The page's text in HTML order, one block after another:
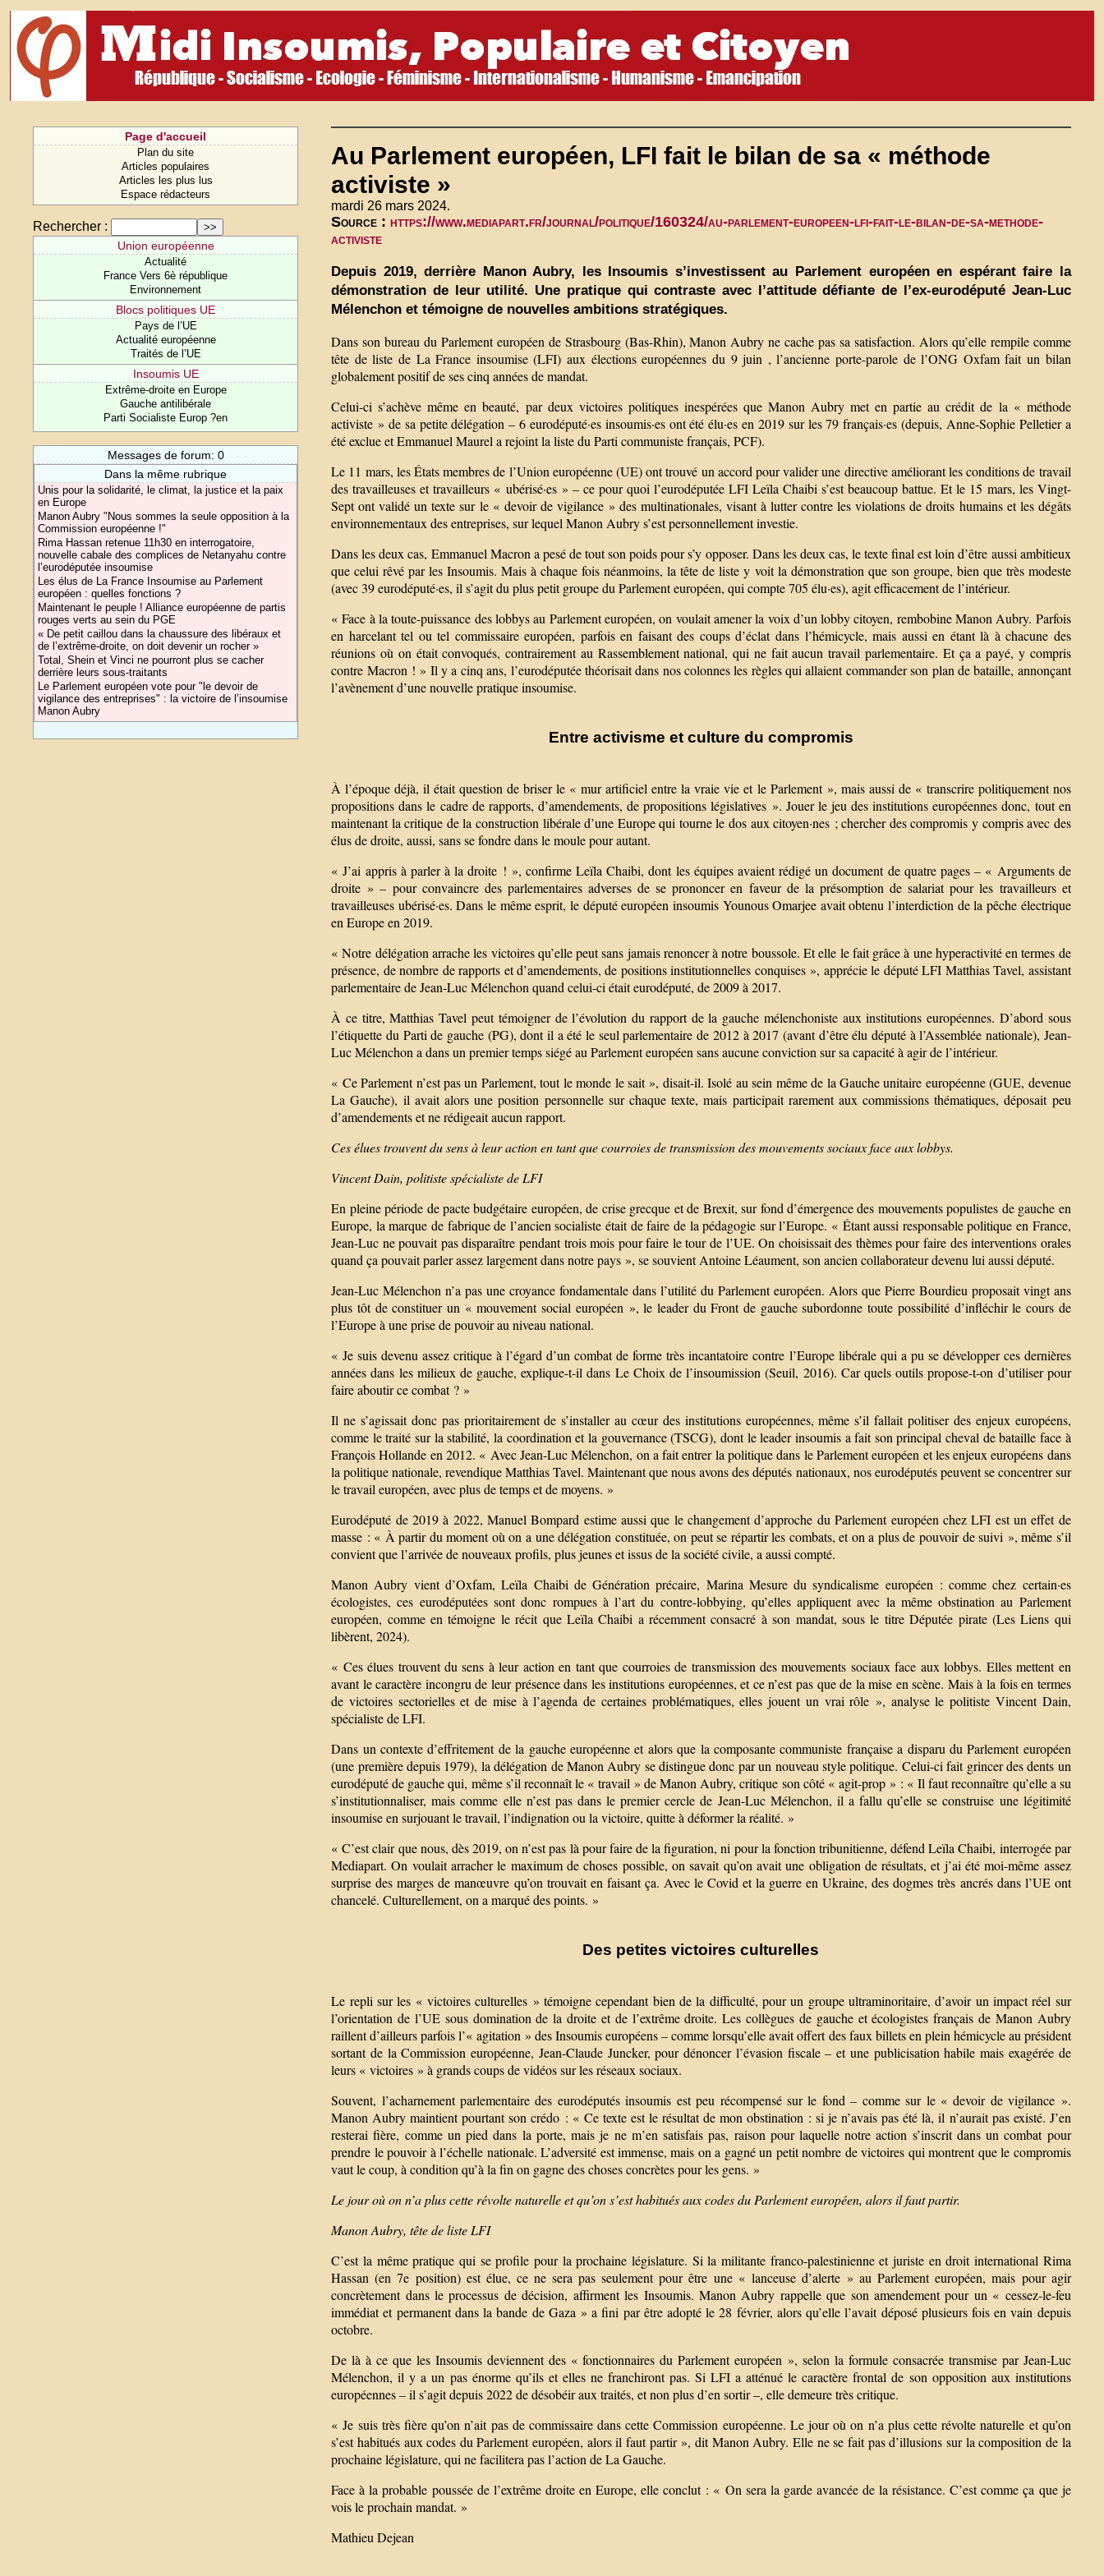
Page d'accueil
Plan du site
Articles populaires
Articles les plus lus
Espace rédacteurs
Rechercher :
Union européenne
Actualité
France Vers 6è république
Environnement
Blocs politiques UE
Pays de l’UE
Actualité européenne
Traités de l’UE
Insoumis UE
Extrême-droite en Europe
Gauche antilibérale
Parti Socialiste Europ ?en
Messages de forum: 0
Dans la même rubrique
Unis pour la solidarité, le climat, la justice et la paix
en Europe
Manon Aubry "Nous sommes la seule opposition à la
Commission européenne !"
Rima Hassan retenue 11h30 en interrogatoire,
nouvelle cabale des complices de Netanyahu contre
l’eurodéputée insoumise
Les élus de La France Insoumise au Parlement
européen : quelles fonctions ?
Maintenant le peuple ! Alliance européenne de partis
rouges verts au sein du PGE
« De petit caillou dans la chaussure des libéraux et
de l’extrême-droite, on doit devenir un rocher »
Total, Shein et Vinci ne pourront plus se cacher
derrière leurs sous-traitants
Le Parlement européen vote pour "le devoir de
vigilance des entreprises" : la victoire de l’insoumise
Manon Aubry
Au Parlement européen, LFI fait le bilan de sa « méthode
activiste »
mardi 26 mars 2024.
Source :https://www.mediapart.fr/journal/politique/160324/au-parlement-europeen-lfi-fait-le-bilan-de-sa-methode-
activiste
Depuis 2019, derrière Manon Aubry, les Insoumis s’investissent au Parlement européen en espérant faire la
démonstration de leur utilité. Une pratique qui contraste avec l’attitude défiante de l’ex-eurodéputé Jean-Luc
Mélenchon et témoigne de nouvelles ambitions stratégiques.
Dans son bureau du Parlement européen de Strasbourg (Bas-Rhin), Manon Aubry ne cache pas sa satisfaction. Alors qu’elle rempile comme
tête de liste de La France insoumise (LFI) aux élections européennes du 9 juin , l’ancienne porte-parole de l’ONG Oxfam fait un bilan
globalement positif de ses cinq années de mandat.
Celui-ci s’achève même en beauté, par deux victoires politiques inespérées que Manon Aubry met en partie au crédit de la « méthode
activiste » de sa petite délégation – 6 eurodéputé·es insoumis·es ont été élu·es en 2019 sur les 79 français·es (depuis, Anne-Sophie Pelletier a
été exclue et Emmanuel Maurel a rejoint la liste du Parti communiste français, PCF).
Le 11 mars, les États membres de l’Union européenne (UE) ont trouvé un accord pour valider une directive améliorant les conditions de travail
des travailleuses et travailleurs « ubérisé·es » – ce pour quoi l’eurodéputée LFI Leïla Chaibi s’est beaucoup battue. Et le 15 mars, les Vingt-
Sept ont validé un texte sur le « devoir de vigilance » des multinationales, visant à lutter contre les violations de droits humains et les dégâts
environnementaux des entreprises, sur lequel Manon Aubry s’est personnellement investie.
Dans les deux cas, Emmanuel Macron a pesé de tout son poids pour s’y opposer. Dans les deux cas, le texte final est loin d’être aussi ambitieux
que celui rêvé par les Insoumis. Mais à chaque fois néanmoins, la tête de liste y voit la démonstration que son groupe, bien que très modeste
(avec 39 eurodéputé·es, il s’agit du plus petit groupe du Parlement européen, qui compte 705 élu·es), agit efficacement de l’intérieur.
« Face à la toute-puissance des lobbys au Parlement européen, on voulait amener la voix d’un lobby citoyen, rembobine Manon Aubry. Parfois
en harcelant tel ou tel commissaire européen, parfois en faisant des coups d’éclat dans l’hémicycle, mais aussi en étant là à chacune des
réunions où on était convoqués, contrairement au Rassemblement national, qui ne fait aucun travail parlementaire. Et ça a payé, y compris
contre Macron ! » Il y a cinq ans, l’eurodéputée théorisait dans nos colonnes les règles qui allaient commander son plan de bataille, annonçant
l’avènement d’une nouvelle pratique insoumise.
Entre activisme et culture du compromis
À l’époque déjà, il était question de briser le « mur artificiel entre la vraie vie et le Parlement », mais aussi de « transcrire politiquement nos
propositions dans le cadre de rapports, d’amendements, de propositions législatives ». Jouer le jeu des institutions européennes donc, tout en
maintenant la critique de la construction libérale d’une Europe qui tourne le dos aux citoyen·nes ; chercher des compromis y compris avec des
élus de droite, aussi, sans se fondre dans le moule pour autant.
« J’ai appris à parler à la droite ! », confirme Leïla Chaibi, dont les équipes avaient rédigé un document de quatre pages – « Arguments de
droite » – pour convaincre des parlementaires adverses de se prononcer en faveur de la présomption de salariat pour les travailleurs et
travailleuses ubérisé·es. Dans le même esprit, le député européen insoumis Younous Omarjee avait obtenu l’interdiction de la pêche électrique
en Europe en 2019.
« Notre délégation arrache les victoires qu’elle peut sans jamais renoncer à notre boussole. Et elle le fait grâce à une hyperactivité en termes de
présence, de nombre de rapports et d’amendements, de positions institutionnelles conquises », apprécie le député LFI Matthias Tavel, assistant
parlementaire de Jean-Luc Mélenchon quand celui-ci était eurodéputé, de 2009 à 2017.
À ce titre, Matthias Tavel peut témoigner de l’évolution du rapport de la gauche mélenchoniste aux institutions européennes. D’abord sous
l’étiquette du Parti de gauche (PG), dont il a été le seul parlementaire de 2012 à 2017 (avant d’être élu député à l’Assemblée nationale), Jean-
Luc Mélenchon a dans un premier temps siégé au Parlement européen sans aucune conviction sur sa capacité à agir de l’intérieur.
« Ce Parlement n’est pas un Parlement, tout le monde le sait », disait-il. Isolé au sein même de la Gauche unitaire européenne (GUE, devenue
La Gauche), il avait alors une position personnelle sur chaque texte, mais participait rarement aux commissions thématiques, déposait peu
d’amendements et ne rédigeait aucun rapport.
Ces élues trouvent du sens à leur action en tant que courroies de transmission des mouvements sociaux face aux lobbys.
Vincent Dain, politiste spécialiste de LFI
En pleine période de pacte budgétaire européen, de crise grecque et de Brexit, sur fond d’émergence des mouvements populistes de gauche en
Europe, la marque de fabrique de l’ancien socialiste était de faire de la pédagogie sur l’Europe. « Étant aussi responsable politique en France,
Jean-Luc ne pouvait pas disparaître pendant trois mois pour faire le tour de l’UE. On choisissait des thèmes pour faire des interventions orales
quand ça pouvait parler assez largement dans notre pays », se souvient Antoine Léaument, son ancien collaborateur devenu lui aussi député.
Jean-Luc Mélenchon n’a pas une croyance fondamentale dans l’utilité du Parlement européen. Alors que Pierre Bourdieu proposait vingt ans
plus tôt de constituer un « mouvement social européen », le leader du Front de gauche subordonne toute possibilité d’infléchir le cours de
l’Europe à une prise de pouvoir au niveau national.
« Je suis devenu assez critique à l’égard d’un combat de forme très incantatoire contre l’Europe libérale qui a pu se développer ces dernières
années dans les milieux de gauche, explique-t-il dans Le Choix de l’insoumission (Seuil, 2016). Car quels outils propose-t-on d’utiliser pour
faire aboutir ce combat ? »
Il ne s’agissait donc pas prioritairement de s’installer au cœur des institutions européennes, même s’il fallait politiser des enjeux européens,
comme le traité sur la stabilité, la coordination et la gouvernance (TSCG), dont le leader insoumis a fait son principal cheval de bataille face à
François Hollande en 2012. « Avec Jean-Luc Mélenchon, on a fait entrer la politique dans le Parlement européen et les enjeux européens dans
la politique nationale, revendique Matthias Tavel. Maintenant que nous avons des députés nationaux, nos eurodéputés peuvent se concentrer sur
le travail européen, avec plus de temps et de moyens. »
Eurodéputé de 2019 à 2022, Manuel Bompard estime aussi que le changement d’approche du Parlement européen chez LFI est un effet de
masse : « À partir du moment où on a une délégation constituée, on peut se répartir les combats, et on a plus de pouvoir de suivi », même s’il
convient que l’arrivée de nouveaux profils, plus jeunes et issus de la société civile, a aussi compté.
Manon Aubry vient d’Oxfam, Leïla Chaibi de Génération précaire, Marina Mesure du syndicalisme européen : comme chez certain·es
écologistes, ces eurodéputées sont donc rompues à l’art du contre-lobbying, qu’elles appliquent avec la même obstination au Parlement
européen, comme en témoigne le récit que Leïla Chaibi a récemment consacré à son mandat, sous le titre Députée pirate (Les Liens qui
libèrent, 2024).
« Ces élues trouvent du sens à leur action en tant que courroies de transmission des mouvements sociaux face aux lobbys. Elles mettent en
avant le caractère incongru de leur présence dans les institutions européennes, et ce n’est pas que de la mise en scène. Mais à la fois en termes
de victoires sectorielles et de mise à l’agenda de certaines problématiques, elles jouent un vrai rôle », analyse le politiste Vincent Dain,
spécialiste de LFI.
Dans un contexte d’effritement de la gauche européenne et alors que la composante communiste française a disparu du Parlement européen
(une première depuis 1979), la délégation de Manon Aubry se distingue donc par un nouveau style politique. Celui-ci fait grincer des dents un
eurodéputé de gauche qui, même s’il reconnaît le « travail » de Manon Aubry, critique son côté « agit-prop » : « Il faut reconnaître qu’elle a su
s’institutionnaliser, mais comme elle n’est pas dans le premier cercle de Jean-Luc Mélenchon, il a fallu qu’elle se construise une légitimité
insoumise en surjouant le travail, l’indignation ou la victoire, quitte à déformer la réalité. »
« C’est clair que nous, dès 2019, on n’est pas là pour faire de la figuration, ni pour la fonction tribunitienne, défend Leïla Chaibi, interrogée par
Mediapart. On voulait arracher le maximum de choses possible, on savait qu’on avait une obligation de résultats, et j’ai été moi-même assez
surprise des marges de manœuvre qu’on trouvait en faisant ça. Avec le Covid et la guerre en Ukraine, des dogmes très ancrés dans l’UE ont
chancelé. Culturellement, on a marqué des points. »
Des petites victoires culturelles
Le repli sur les « victoires culturelles » témoigne cependant bien de la difficulté, pour un groupe ultraminoritaire, d’avoir un impact réel sur
l’orientation de l’UE sous domination de la droite et de l’extrême droite. Les collègues de gauche et écologistes français de Manon Aubry
raillent d’ailleurs parfois l’« agitation » des Insoumis européens – comme lorsqu’elle avait offert des faux billets en plein hémicycle au président
sortant de la Commission européenne, Jean-Claude Juncker, pour dénoncer l’évasion fiscale – et une publicisation habile mais exagérée de
leurs « victoires » à grands coups de vidéos sur les réseaux sociaux.
Souvent, l’acharnement parlementaire des eurodéputés insoumis est peu récompensé sur le fond – comme sur le « devoir de vigilance ».
Manon Aubry maintient pourtant son crédo : « Ce texte est le résultat de mon obstination : si je n’avais pas été là, il n’aurait pas existé. J’en
resterai fière, comme un pied dans la porte, mais je ne m’en satisfais pas, raison pour laquelle notre action s’inscrit dans un combat pour
prendre le pouvoir à l’échelle nationale. L’adversité est immense, mais on a gagné un petit nombre de victoires qui montrent que le compromis
vaut le coup, à condition qu’à la fin on gagne des choses concrètes pour les gens. »
Le jour où on n’a plus cette révolte naturelle et qu’on s’est habitués aux codes du Parlement européen, alors il faut partir.
Manon Aubry, tête de liste LFI
C’est la même pratique qui se profile pour la prochaine législature. Si la militante franco-palestinienne et juriste en droit international Rima
Hassan (en 7e position) est élue, ce ne sera pas seulement pour être une « lanceuse d’alerte » au Parlement européen, mais pour agir
concrètement dans le processus de décision, affirment les Insoumis. Manon Aubry rappelle que son amendement pour un « cessez-le-feu
immédiat et permanent dans la bande de Gaza » a fini par être adopté le 28 février, alors qu’elle l’avait déposé plusieurs fois en vain depuis
octobre.
De là à ce que les Insoumis deviennent des « fonctionnaires du Parlement européen », selon la formule consacrée transmise par Jean-Luc
Mélenchon, il y a un pas énorme qu’ils et elles ne franchiront pas. Si LFI a atténué le caractère frontal de son opposition aux institutions
européennes – il s’agit depuis 2022 de désobéir aux traités, et non plus d’en sortir –, elle demeure très critique.
« Je suis très fière qu’on n’ait pas de commissaire dans cette Commission européenne. Le jour où on n’a plus cette révolte naturelle et qu’on
s’est habitués aux codes du Parlement européen, alors il faut partir », dit Manon Aubry. Elle ne se fait pas d’illusions sur la composition de la
prochaine législature, qui ne facilitera pas l’action de La Gauche.
Face à la probable poussée de l’extrême droite en Europe, elle conclut : « On sera la garde avancée de la résistance. C’est comme ça que je
vois le prochain mandat. »
Mathieu Dejean